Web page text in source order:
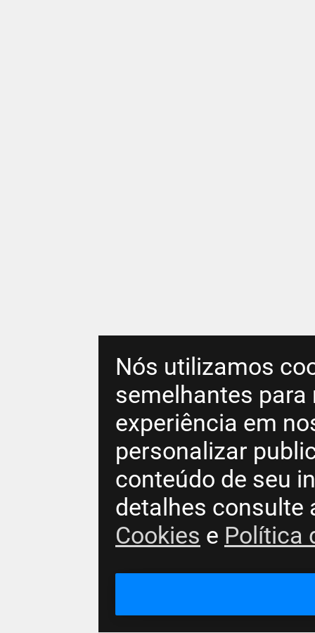
Nós utilizamos
semelhantes para
experiência em
personalizar
conteúdo de seu
detalhes consulte
Cookies e Política